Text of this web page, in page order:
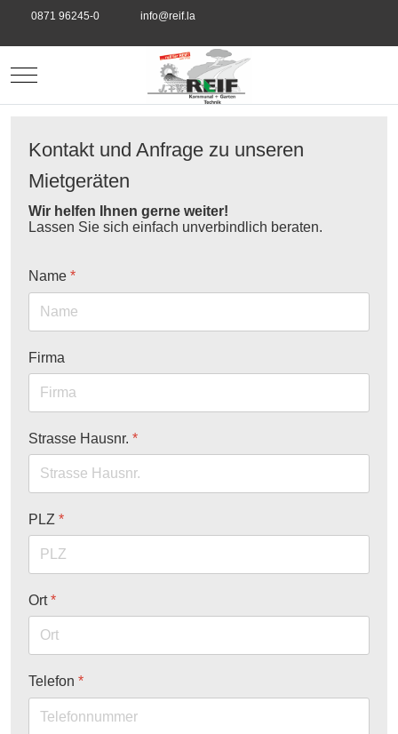
0871 96245-0 info@reif.la
Mobile Menu Toggle
Kontakt und Anfrage zu unseren
Mietgeräten
Wir helfen Ihnen gerne weiter!
Lassen Sie sich einfach unverbindlich beraten.
Name *
Firma
Strasse Hausnr. *
PLZ *
Ort*
Telefon *